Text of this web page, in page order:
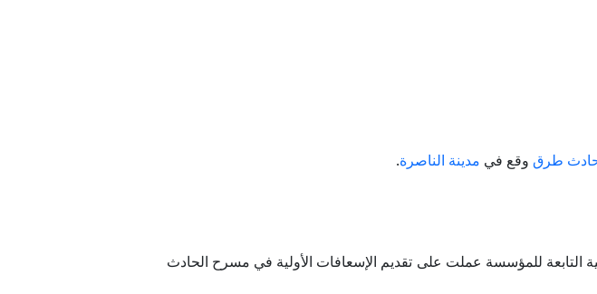
مع بقائه رئيساً للفيفا
التمهيدية يُربك حسابات الحزب الديمقراطي
طرق وقع في مدينة الناصرة.
التابعة للمؤسسة عملت على تقديم الإسعافات الأولية في مسرح الحادث